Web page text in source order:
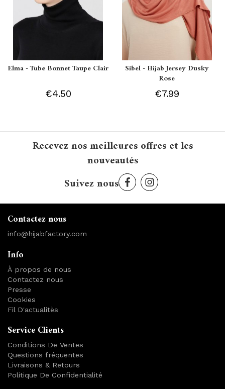
Elma - Tube Bonnet Taupe Clair
€4.50
Sibel - Hijab Jersey Dusky
Rose
€7.99
Recevez nos meilleures offres et les
nouveautés
Suivez nous
Contactez nous
info@hijabfactory.com
Info
À propos de nous
Contactez nous
Presse
Cookies
Fil D'actualitès
Service Clients
Conditions De Ventes
Questions fréquentes
Livraisons & Retours
Politique De Confidentialité